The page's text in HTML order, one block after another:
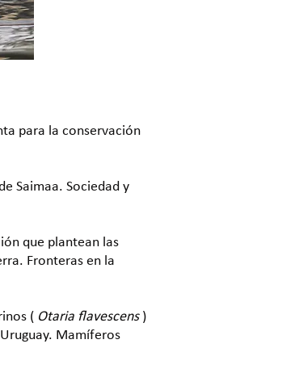
para la conservación
Saimaa. Sociedad y
que plantean las
Fronteras en la
( Otaria flavescens)
Mamíferos